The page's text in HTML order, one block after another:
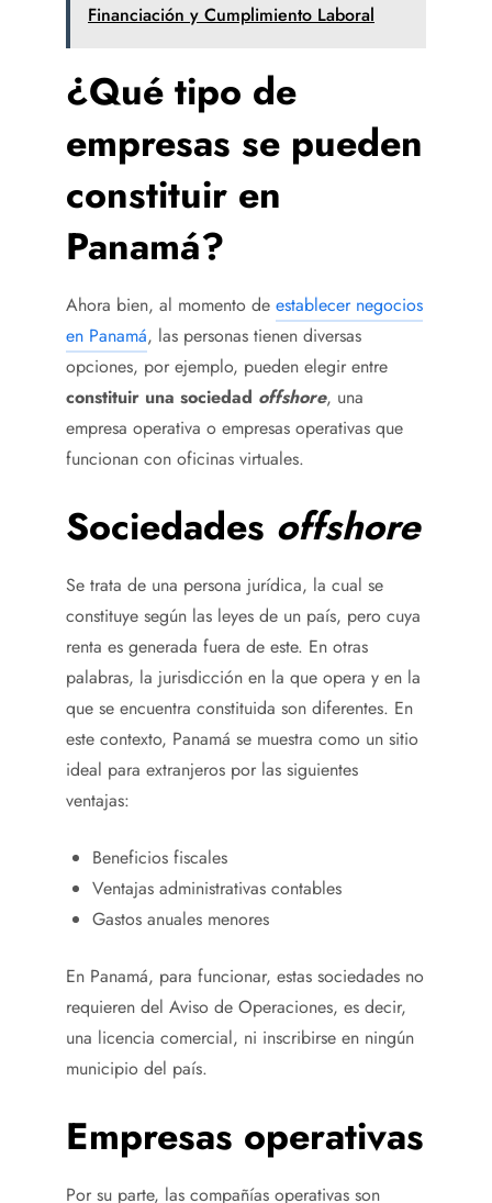
Financiación y Cumplimiento Laboral
¿Qué tipo de
empresas se pueden
constituir en
Panamá?
Ahora bien, al momento de establecer negocios
en Panamá, las personas tienen diversas
opciones, por ejemplo, pueden elegir entre
constituir una sociedad offshore, una
empresa operativa o empresas operativas que
funcionan con oficinas virtuales.
Sociedades offshore
Se trata de una persona jurídica, la cual se
constituye según las leyes de un país, pero cuya
renta es generada fuera de este. En otras
palabras, la jurisdicción en la que opera y en la
que se encuentra constituida son diferentes. En
este contexto, Panamá se muestra como un sitio
ideal para extranjeros por las siguientes
ventajas:
Beneficios fiscales
Ventajas administrativas contables
Gastos anuales menores
En Panamá, para funcionar, estas sociedades no
requieren del Aviso de Operaciones, es decir,
una licencia comercial, ni inscribirse en ningún
municipio del país.
Empresas operativas
Por su parte, las compañías operativas son